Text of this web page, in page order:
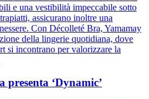
e una vestibilità impeccabile sotto
assicurano inoltre una
Con Décolleté Bra, Yamamay
della lingerie quotidiana, dove
si incontrano per valorizzare la
‘Dynamic’